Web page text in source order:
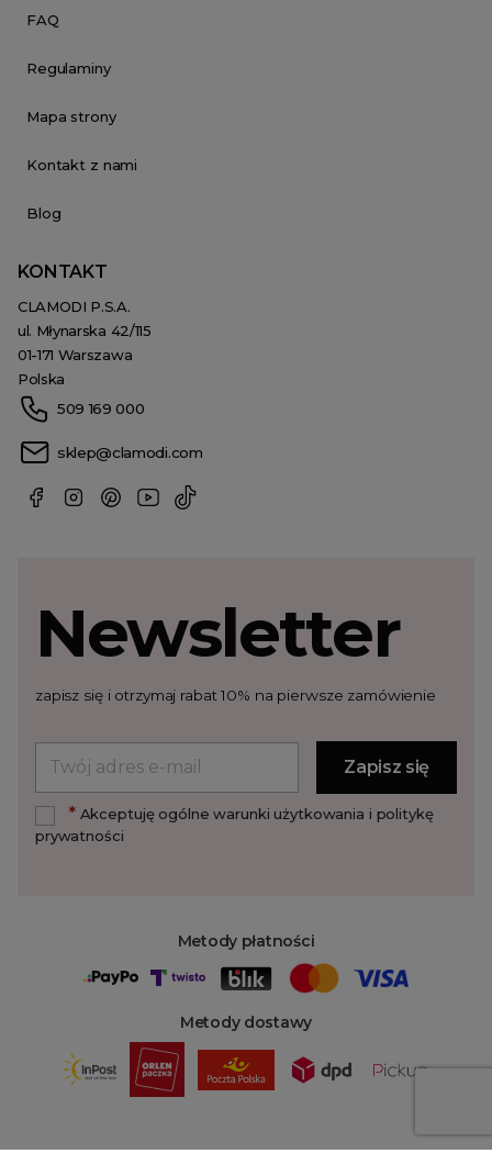
FAQ
Regulaminy
Mapa strony
Kontakt z nami
Blog
KONTAKT
CLAMODI P.S.A.
ul. Młynarska 42/115
01-171 Warszawa
Polska
509 169 000
sklep@clamodi.com
Metody płatności
Metody dostawy
Newsletter
zapisz się i otrzymaj rabat 10% na pierwsze zamówienie
*Akceptuję ogólne warunki użytkowania i politykę
prywatności